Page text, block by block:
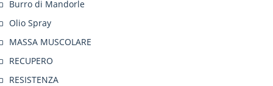
Burro di Mandorle
Olio Spray
MASSA MUSCOLARE
RECUPERO
RESISTENZA